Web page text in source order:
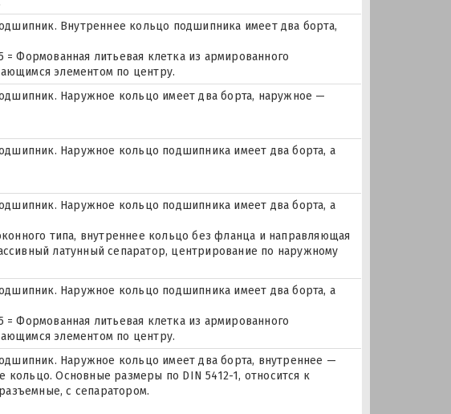
Внутреннее кольцо подшипника имеет два борта,
= Формованная литьевая клетка из армированного
элементом по центру.
Наружное кольцо имеет два борта, наружное —
Наружное кольцо подшипника имеет два борта, а
Наружное кольцо подшипника имеет два борта, а
типа, внутреннее кольцо без фланца и направляющая
латунный сепаратор, центрирование по наружному
Наружное кольцо подшипника имеет два борта, а
= Формованная литьевая клетка из армированного
элементом по центру.
Наружное кольцо имеет два борта, внутреннее —
Основные размеры по DIN 5412-1, относится к
с сепаратором.